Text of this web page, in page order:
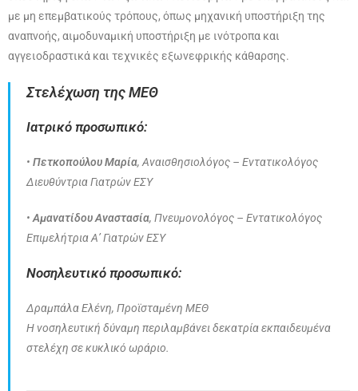
με μη επεμβατικούς τρόπους, όπως μηχανική υποστήριξη της
αναπνοής, αιμοδυναμική υποστήριξη με ινότροπα και
αγγειοδραστικά και τεχνικές εξωνεφρικής κάθαρσης.
Στελέχωση της ΜΕΘ
Ιατρικό προσωπικό:
• Πετκοπούλου Μαρία, Αναισθησιολόγος – Εντατικολόγος
Διευθύντρια Γιατρών ΕΣΥ
• Αμανατίδου Αναστασία, Πνευμονολόγος – Εντατικολόγος
Επιμελήτρια Α’ Γιατρών ΕΣΥ
Νοσηλευτικό προσωπικό:
Δραμπάλα Ελένη, Προϊσταμένη ΜΕΘ
Η νοσηλευτική δύναμη περιλαμβάνει δεκατρία εκπαιδευμένα
στελέχη σε κυκλικό ωράριο.